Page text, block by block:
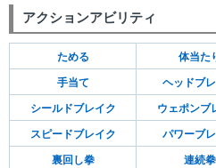
アクションアビリティ
ためる 体当た
手当て ヘッドブ
シールドブレイク ウェポンブ
スピードブレイク パワーブ
裏回し拳 連続拳